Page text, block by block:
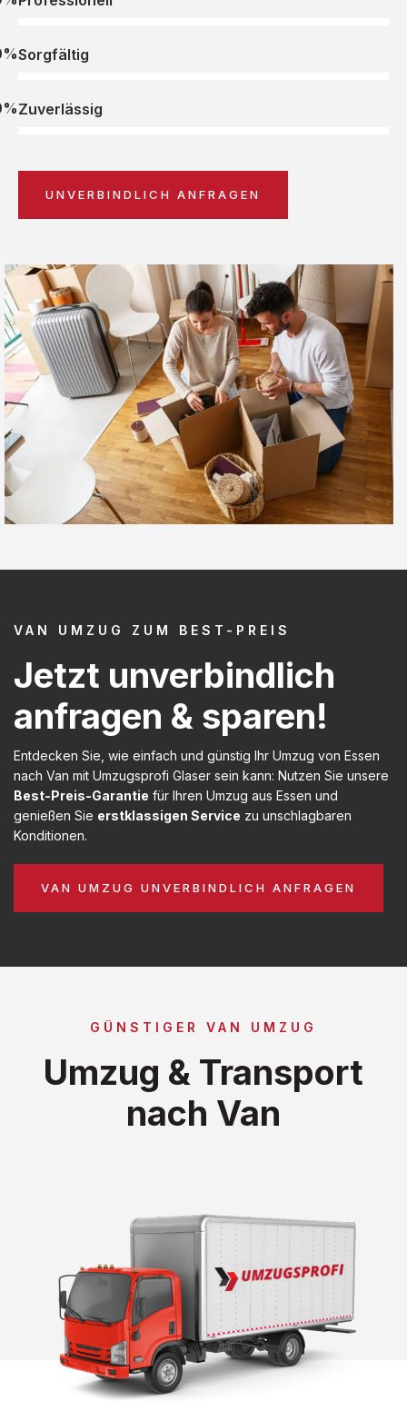
Sorgfältig
Zuverlässig
UNVERBINDLICH ANFRAGEN
VAN UMZUG ZUM BEST-PREIS
Jetzt unverbindlich
anfragen & sparen!
Entdecken Sie, wie einfach und günstig Ihr Umzug von Essen
nach Van mit Umzugsprofi Glaser sein kann: Nutzen Sie unsere
Best-Preis-Garantie für Ihren Umzug aus Essen und
genießen Sie erstklassigen Service zu unschlagbaren
Konditionen.
VAN UMZUG UNVERBINDLICH ANFRAGEN
GÜNSTIGER VAN UMZUG
Umzug & Transport
nach Van